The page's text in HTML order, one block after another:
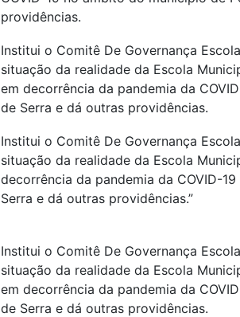
providências.
Institui o Comitê De Governança
situação da realidade da Escola
em decorrência da pandemia da
de Serra e dá outras providências.
Institui o Comitê De Governança
situação da realidade da Escola
decorrência da pandemia da COVID-
Serra e dá outras providências.”
Institui o Comitê De Governança
situação da realidade da Escola
em decorrência da pandemia da
de Serra e dá outras providências.